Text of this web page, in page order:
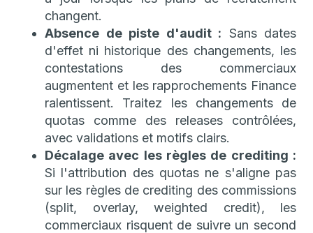
changent.
Absence de piste d'audit : Sans dates
d'effet ni historique des changements, les
contestations des commerciaux
augmentent et les rapprochements Finance
ralentissent. Traitez les changements de
quotas comme des releases contrôlées,
avec validations et motifs clairs.
Décalage avec les règles de crediting :
Si l'attribution des quotas ne s'aligne pas
sur les règles de crediting des commissions
(split, overlay, weighted credit), les
commerciaux risquent de suivre un second